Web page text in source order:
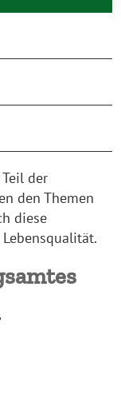
der
den Themen
diese